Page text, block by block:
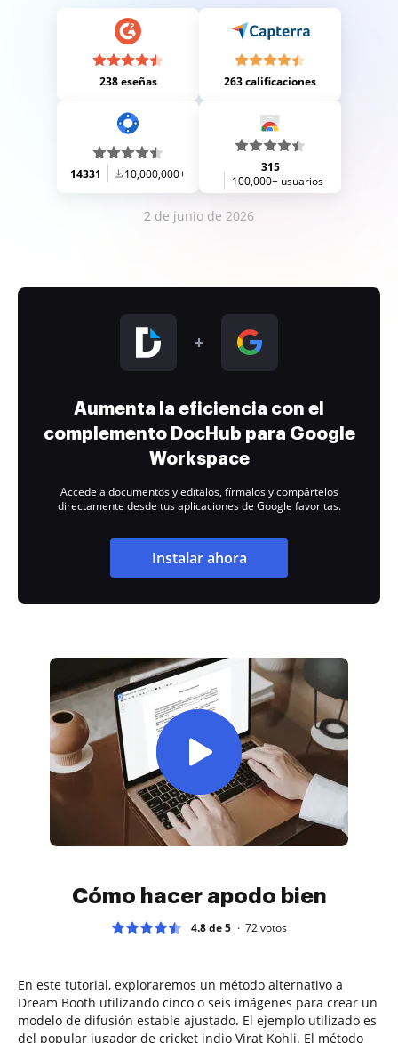
238 eseñas 263 calificaciones
14331 10,000,000+
315
100,000+ usuarios
2 de junio de 2026
Aumenta la eficiencia con el
complemento DocHub para Google
Workspace
Accede a documentos y edítalos, fírmalos y compártelos
directamente desde tus aplicaciones de Google favoritas.
Instalar ahora
Cómo hacer apodo bien
4.8 de 5 72votos
En este tutorial, exploraremos un método alternativo a
Dream Booth utilizando cinco o seis imágenes para crear un
modelo de difusión estable ajustado. El ejemplo utilizado es
del popular jugador de cricket indio Virat Kohli. El método